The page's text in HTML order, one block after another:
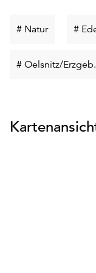
Impressum
# Natur #
# Oelsnitz/Erzgeb.